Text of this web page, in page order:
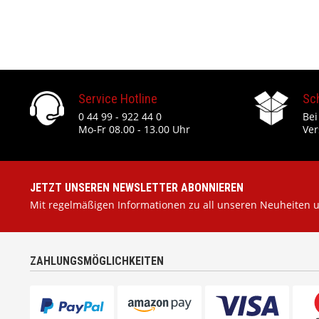
Service Hotline
0 44 99 - 922 44 0
Mo-Fr 08.00 - 13.00 Uhr
JETZT UNSEREN NEWSLETTER ABONNIEREN
Mit regelmäßigen Informationen zu all unseren Neuheiten
ZAHLUNGSMÖGLICHKEITEN